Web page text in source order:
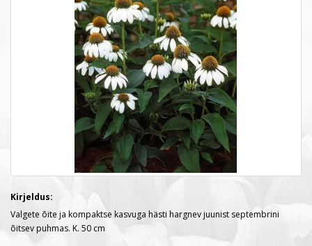
Kirjeldus:
Valgete õite ja kompaktse kasvuga hästi hargnev juunist septembrini
õitsev puhmas. K. 50 cm